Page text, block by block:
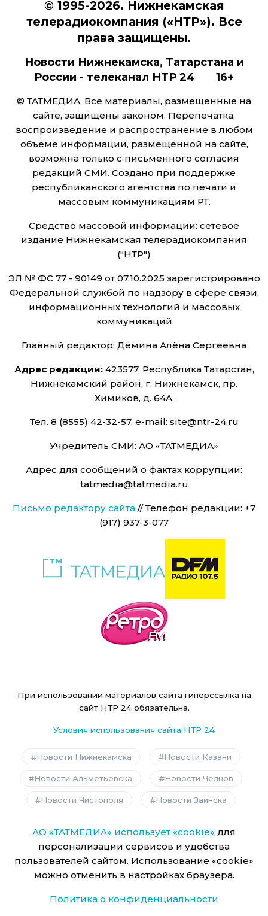
© 1995-2026. Нижнекамская
телерадиокомпания («НТР»). Все
права защищены.
Новости Нижнекамска, Татарстана и
России - телеканал НТР 24 16+
© ТАТМЕДИА. Все материалы, размещенные на
сайте, защищены законом. Перепечатка,
воспроизведение и распространение в любом
объеме информации, размещенной на сайте,
возможна только с письменного согласия
редакций СМИ. Создано при поддержке
республиканского агентства по печати и
массовым коммуникациям РТ.
Средство массовой информации: сетевое
издание Нижнекамская телерадиокомпания
("НТР")
ЭЛ № ФС 77 - 90149 от 07.10.2025 зарегистрировано
Федеральной службой по надзору в сфере связи,
информационных технологий и массовых
коммуникаций
Главный редактор: Дёмина Алёна Сергеевна
Адрес редакции:423577, Республика Татарстан,
Нижнекамский район, г. Нижнекамск, пр.
Химиков, д. 64А,
Тел. 8 (8555) 42-32-57, e-mail: site@ntr-24.ru
Учредитель СМИ: АО «ТАТМЕДИА»
Адрес для сообщений о фактах коррупции:
tatmedia@tatmedia.ru
Письмо редактору сайта // Телефон редакции: +7
(917) 937-3-077
При использовании материалов сайта гиперссылка на
сайт НТР 24 обязательна.
Условия использования сайта НТР 24
Новости Нижнекамска Новости Казани
Новости Альметьевска Новости Челнов
Новости Чистополя Новости Заинска
АО «ТАТМЕДИА» использует «cookie» для
персонализации сервисов и удобства
пользователей сайтом. Использование «cookie»
можно отменить в настройках браузера.
Политика о конфиденциальности